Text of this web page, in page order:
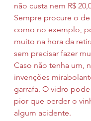
não custa nem R$
Sempre procure o
como no exemplo,
muito na hora da
sem precisar fazer
Caso não tenha um,
invenções
garrafa. O vidro pode
pior que perder o
algum acidente.